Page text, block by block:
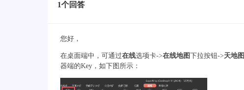
1个回答
您好，
在桌面端中，可通过在线选项卡->在线地图下拉按钮->天地图
器端的Key，如下图所示：